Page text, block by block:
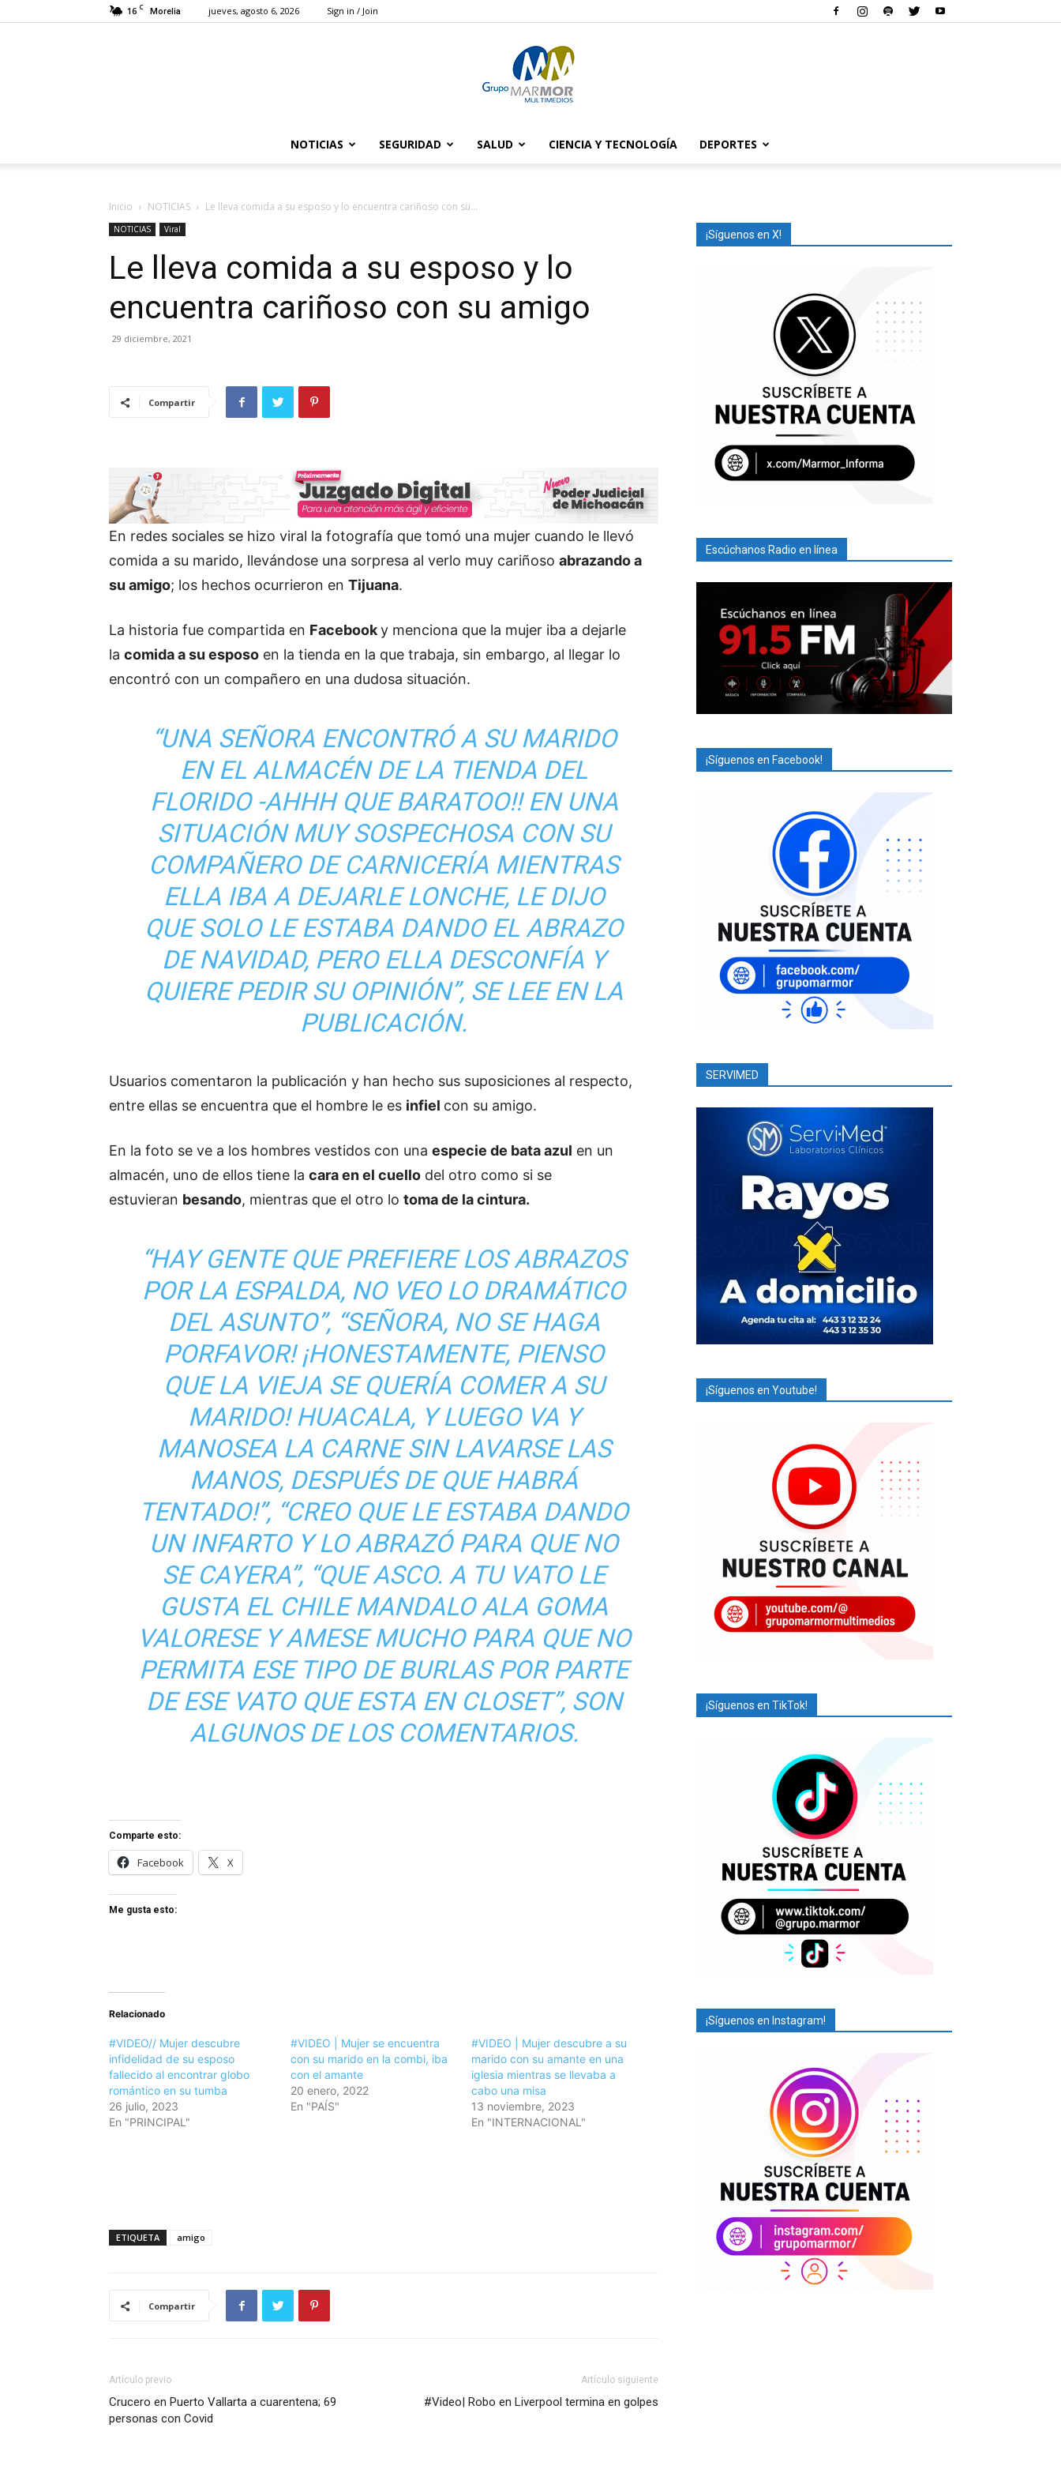
16 C Morelia jueves, agosto 6, 2026 Sign in / Join
Marmor
NOTICIAS SEGURIDAD SALUD CIENCIA Y TECNOLOGÍA DEPORTES
Inicio NOTICIAS Le lleva comida a su esposo y lo encuentra cariñoso con su...
NOTICIAS Viral
Le lleva comida a su esposo y lo
encuentra cariñoso con su amigo
29 diciembre, 2021
Compartir
En redes sociales se hizo viral la fotografía que tomó una mujer cuando le llevó
comida a su marido, llevándose una sorpresa al verlo muy cariñoso abrazando a
su amigo; los hechos ocurrieron en Tijuana.
La historia fue compartida en Facebooky menciona que la mujer iba a dejarle
la comida a su esposo en la tienda en la que trabaja, sin embargo, al llegar lo
encontró con un compañero en una dudosa situación.
“UNA SEÑORA ENCONTRÓ A SU MARIDO
EN EL ALMACÉN DE LA TIENDA DEL
FLORIDO -AHHH QUE BARATOO!! EN UNA
SITUACIÓN MUY SOSPECHOSA CON SU
COMPAÑERO DE CARNICERÍA MIENTRAS
ELLA IBA A DEJARLE LONCHE, LE DIJO
QUE SOLO LE ESTABA DANDO EL ABRAZO
DE NAVIDAD, PERO ELLA DESCONFÍA Y
QUIERE PEDIR SU OPINIÓN”, SE LEE EN LA
PUBLICACIÓN.
Usuarios comentaron la publicación y han hecho sus suposiciones al respecto,
entre ellas se encuentra que el hombre le es infiel con su amigo.
En la foto se ve a los hombres vestidos con una especie de bata azul en un
almacén, uno de ellos tiene la cara en el cuello del otro como si se
estuvieran besando, mientras que el otro lo toma de la cintura.
“HAY GENTE QUE PREFIERE LOS ABRAZOS
POR LA ESPALDA, NO VEO LO DRAMÁTICO
DEL ASUNTO”, “SEÑORA, NO SE HAGA
PORFAVOR! ¡HONESTAMENTE, PIENSO
QUE LA VIEJA SE QUERÍA COMER A SU
MARIDO! HUACALA, Y LUEGO VA Y
MANOSEA LA CARNE SIN LAVARSE LAS
MANOS, DESPUÉS DE QUE HABRÁ
TENTADO!”, “CREO QUE LE ESTABA DANDO
UN INFARTO Y LO ABRAZÓ PARA QUE NO
SE CAYERA”, “QUE ASCO. A TU VATO LE
GUSTA EL CHILE MANDALO ALA GOMA
VALORESE Y AMESE MUCHO PARA QUE NO
PERMITA ESE TIPO DE BURLAS POR PARTE
DE ESE VATO QUE ESTA EN CLOSET”, SON
ALGUNOS DE LOS COMENTARIOS.
Comparte esto:
Facebook X
Me gusta esto:
Relacionado
#VIDEO// Mujer descubre
infidelidad de su esposo
fallecido al encontrar globo
romántico en su tumba
26 julio, 2023
En "PRINCIPAL"
#VIDEO | Mujer se encuentra
con su marido en la combi, iba
con el amante
20 enero, 2022
En "PAÍS"
#VIDEO | Mujer descubre a su
marido con su amante en una
iglesia mientras se llevaba a
cabo una misa
13 noviembre, 2023
En "INTERNACIONAL"
ETIQUETA amigo
Compartir
Artículo previo
Crucero en Puerto Vallarta a cuarentena; 69
personas con Covid
Artículo siguiente
#Video| Robo en Liverpool termina en golpes
¡Síguenos en X!
Escúchanos Radio en línea
¡Síguenos en Facebook!
SERVIMED
¡Síguenos en Youtube!
¡Síguenos en TikTok!
¡Síguenos en Instagram!